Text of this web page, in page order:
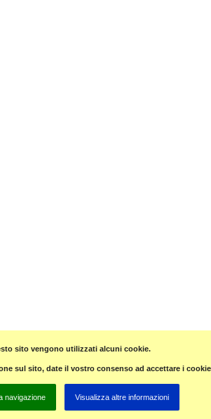
sito vengono utilizzati alcuni cookie.
sul sito, date il vostro consenso ad accettare i
navigazione Visualizza altre informazioni